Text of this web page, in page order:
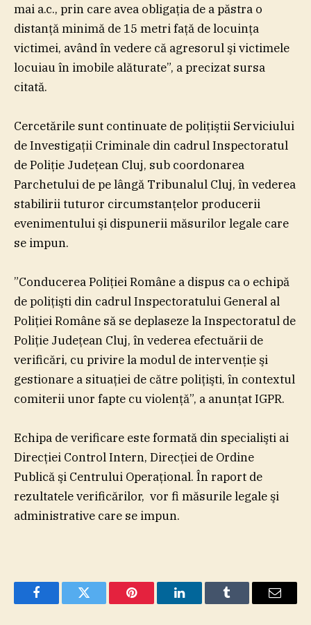
mai a.c., prin care avea obligaţia de a păstra o
distanţă minimă de 15 metri faţă de locuinţa
victimei, având în vedere că agresorul şi victimele
locuiau în imobile alăturate”, a precizat sursa
citată.
Cercetările sunt continuate de poliţiştii Serviciului
de Investigaţii Criminale din cadrul Inspectoratul
de Poliţie Judeţean Cluj, sub coordonarea
Parchetului de pe lângă Tribunalul Cluj, în vederea
stabilirii tuturor circumstanţelor producerii
evenimentului şi dispunerii măsurilor legale care
se impun.
”Conducerea Poliţiei Române a dispus ca o echipă
de poliţişti din cadrul Inspectoratului General al
Poliţiei Române să se deplaseze la Inspectoratul de
Poliţie Judeţean Cluj, în vederea efectuării de
verificări, cu privire la modul de intervenţie şi
gestionare a situaţiei de către poliţişti, în contextul
comiterii unor fapte cu violenţă”, a anunţat IGPR.
Echipa de verificare este formată din specialişti ai
Direcţiei Control Intern, Direcţiei de Ordine
Publică şi Centrului Operaţional. În raport de
rezultatele verificărilor, vor fi măsurile legale şi
administrative care se impun.
FacebookTwitter Pinterest LinkedInTumblr Email